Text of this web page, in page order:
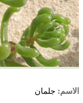
الاسم: جلمان